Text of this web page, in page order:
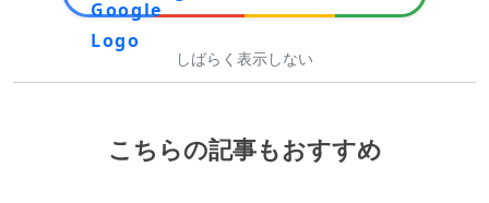
しばらく表示しない
こちらの記事もおすすめ